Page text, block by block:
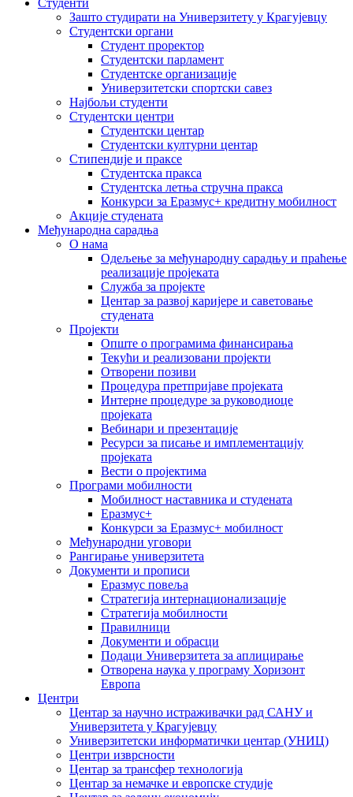
Студенти
Зашто студирати на Универзитету у Крагујевцу
Студентски органи
Студент проректор
Студентски парламент
Студентске организације
Универзитетски спортски савез
Најбољи студенти
Студентски центри
Студентски центар
Студентски културни центар
Стипендије и праксе
Студентска пракса
Студентска летња стручна пракса
Конкурси за Еразмус+ кредитну мобилност
Акције студената
Међународна сарадња
О нама
Одељење за међународну сарадњу и праћење
реализације пројеката
Служба за пројекте
Центар за развој каријере и саветовање
студената
Пројекти
Опште о програмима финансирања
Текући и реализовани пројекти
Отворени позиви
Процедура претпријаве пројеката
Интерне процедуре за руководиоце
пројеката
Вебинари и презентације
Ресурси за писање и имплементацију
пројеката
Вести о пројектима
Програми мобилности
Мобилност наставника и студената
Еразмус+
Конкурси за Еразмус+ мобилност
Међународни уговори
Рангирање универзитета
Документи и прописи
Еразмус повеља
Стратегија интернационализације
Стратегија мобилности
Правилници
Документи и обрасци
Подаци Универзитета за аплицирање
Отворена наука у програму Хоризонт
Европа
Центри
Центар за научно истраживачки рад САНУ и
Универзитета у Крагујевцу
Универзитетски информатички центар (УНИЦ)
Центри изврсности
Центар за трансфер технологија
Центар за немачке и европске студије